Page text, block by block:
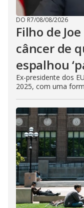
DO R7/08/08/2026
Filho de
câncer de
espalhou
Ex-presidente dos
2025, com uma